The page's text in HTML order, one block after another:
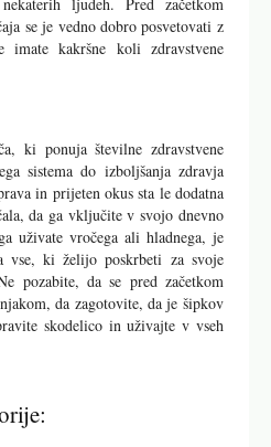
se je vedno dobro posvetovati z
imate kakršne koli zdravstvene
ki ponuja številne zdravstvene
sistema do izboljšanja zdravja
in prijeten okus sta le dodatna
da ga vključite v svojo dnevno
uživate vročega ali hladnega, je
vse, ki želijo poskrbeti za svoje
pozabite, da se pred začetkom
da zagotovite, da je šipkov
skodelico in uživajte v vseh